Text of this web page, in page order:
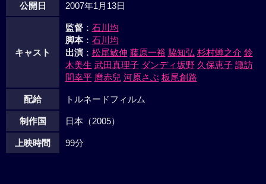
公開日 2007年1月13日
キャスト
監督： 石川均
脚本： 石川均
出演： 松尾敏伸 藤原一裕 脇知弘 杉村蝉之介 鈴
木美生 武田真理子 ダンディ坂野 久保恵子 諏訪
間幸平 麿赤兒 河原さぶ 板尾創路
配給 トルネードフィルム
制作国 日本（2005）
上映時間 99分